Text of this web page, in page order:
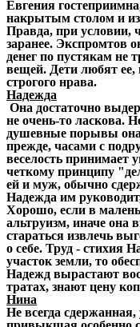
Евгения
накрытым столом и
Правда, при условии,
заранее. Экспромтов
денег по пустякам не
вещей. Дети любят ее,
строгого нрава.
Надежда
Она достаточно
не очень-то ласкова.
душевные порывы она
прежде, часами с
веселость принимает
четкому принципу
ей и муж, обычно
Надежда им
Хорошо, если в
альтруизм, иначе она
стараться извлечь
о себе. Труд - стихия
участок земли, то
Надежд вырастают
тратах, знают цену
Нина
Не всегда